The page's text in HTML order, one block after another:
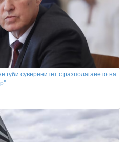
суверенитет с разполагането на